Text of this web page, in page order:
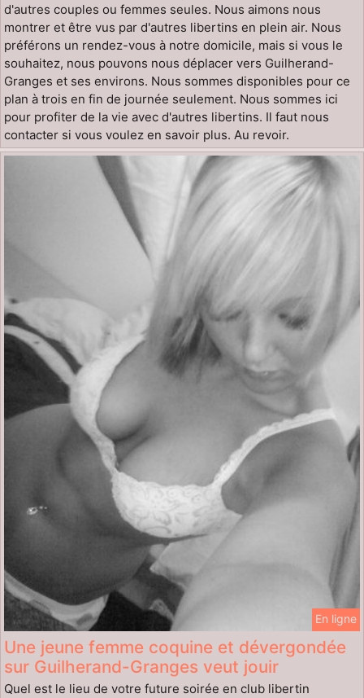
d'autres couples ou femmes seules. Nous aimons nous
montrer et être vus par d'autres libertins en plein air. Nous
préférons un rendez-vous à notre domicile, mais si vous le
souhaitez, nous pouvons nous déplacer vers Guilherand-
Granges et ses environs. Nous sommes disponibles pour ce
plan à trois en fin de journée seulement. Nous sommes ici
pour profiter de la vie avec d'autres libertins. Il faut nous
contacter si vous voulez en savoir plus. Au revoir.
En ligne
Une jeune femme coquine et dévergondée
sur Guilherand-Granges veut jouir
Quel est le lieu de votre future soirée en club libertin